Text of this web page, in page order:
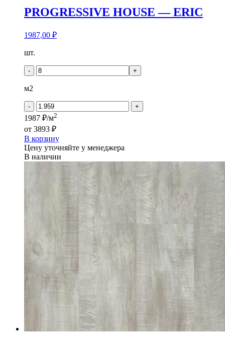
PROGRESSIVE HOUSE — ERIC
1987,00 ₽
Количество
PROGRESSIVE
-
шт.
- +
м2
- +
1987 ₽/м2
от 3893 ₽
В корзину
Цену уточняйте у менеджера
В наличии